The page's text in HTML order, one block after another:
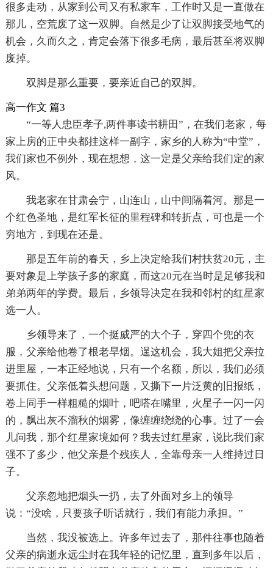
很多走动，从家到公司又有私家车，工作时又是一直做在
那儿，空荒废了这一双脚。自然是少了让双脚接受地气的
机会，久而久之，肯定会落下很多毛病，最后甚至将双脚
废掉。
双脚是那么重要，要亲近自己的双脚。
高一作文 篇3
“一等人忠臣孝子,两件事读书耕田”，在我们老家，每
家上房的正中央都挂这样一副字，家乡的人称为“中堂”，
我们家也不例外，现在想想，这一定是父亲给我们定的家
风。
我老家在甘肃会宁，山连山，山中间隔着河。那是一
个红色圣地，是红军长征的里程碑和转折点，可也是一个
穷地方，到现在还是。
那是五年前的春天，乡上决定给我们村扶贫20元，主
要对象是上学孩子多的家庭，而这20元在当时是足够我和
弟弟两年的学费。最后，乡领导决定在我和邻村的红星家
选一人。
乡领导来了，一个挺威严的大个子，穿四个兜的衣
服，父亲给他卷了根老旱烟。逞这机会，我大姐把父亲拉
进里屋，一本正经地说，只有一个名额，所以，我们必须
要抓住。父亲低着头想问题，又撕下一片泛黄的旧报纸，
卷上同手一样粗糙的烟叶，吧嗒在嘴里，火星子一闪一闪
的，飘出灰不溜秋的烟雾，像缠缠绕绕的心事。过了一会
儿问我，那个红星家境如何？我去过红星家，说比我们家
强不了多少，他父亲是个残疾人，全靠母亲一人维持过日
子。
父亲忽地把烟头一扔，去了外面对乡上的领导
说：“没啥，只要孩子听话就行，我们有能力承担。”
当然，我没被选上。许多年过去了，那件往事也随着
父亲的病逝永远尘封在我年轻的记忆里，直到多年以后，